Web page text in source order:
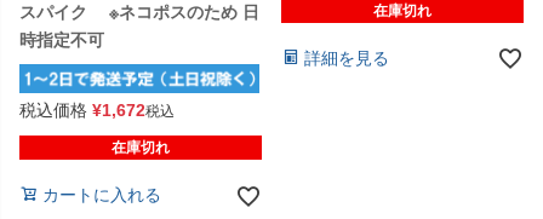
スパイク ※ネコポスのため 日
時指定不可
税込価格 ¥1,672税込
在庫切れ
カートに入れる
在庫切れ
詳細を見る